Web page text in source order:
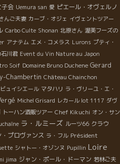
子会 Uemura san 愛 ピエール・オヴェルノ
んご夫妻 カーブ・オジェ イヴェントツアー
Carbo Culte Shonan 北原さん 渥美フーズの
アナテム エメ・コメラス Lurons プティ・
川君 Event du Vin Nature au Japon
Soif Domaine Bruno Duchene Gerard
Chambertin Château Chainchon
ュイシエール マタハリ ラ・ヴリーユ・エ・
Michel Grisard レカール lot 1117 ダヴ
トーハン酒販ツアー Chef Kikuchi オン・サン
ラ・ルミーズ ルーツ66 クラウ
プロヴァンス ラ・フル Président
シャトー・オゾンヌ Pupillin Loire
jima ジャン・ポール・ドーマン 若林ご夫